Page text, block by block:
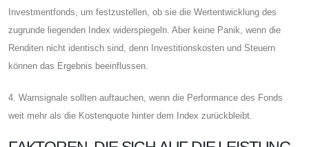
Investmentfonds, um festzustellen, ob sie die Wertentwicklung des
zugrunde liegenden Index widerspiegeln. Aber keine Panik, wenn die
Renditen nicht identisch sind, denn Investitionskosten und Steuern
können das Ergebnis beeinflussen.
4. Warnsignale sollten auftauchen, wenn die Performance des Fonds
weit mehr als die Kostenquote hinter dem Index zurückbleibt.